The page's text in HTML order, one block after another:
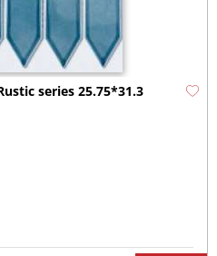
series 25.75*31.3